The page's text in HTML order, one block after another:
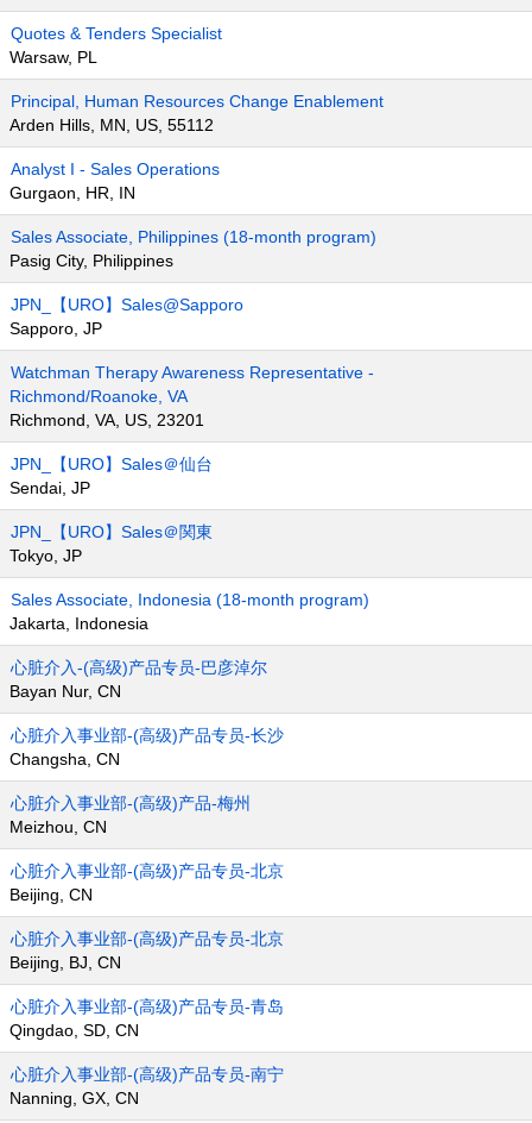
Quotes & Tenders Specialist
Warsaw, PL
Principal, Human Resources Change Enablement
Arden Hills, MN, US, 55112
Analyst I - Sales Operations
Gurgaon, HR, IN
Sales Associate, Philippines (18-month program)
Pasig City, Philippines
JPN_【URO】Sales@Sapporo
Sapporo, JP
Watchman Therapy Awareness Representative -
Richmond/Roanoke, VA
Richmond, VA, US, 23201
JPN_【URO】Sales＠仙台
Sendai, JP
JPN_【URO】Sales＠関東
Tokyo, JP
Sales Associate, Indonesia (18-month program)
Jakarta, Indonesia
心脏介入-(高级)产品专员-巴彦淖尔
Bayan Nur, CN
心脏介入事业部-(高级)产品专员-长沙
Changsha, CN
心脏介入事业部-(高级)产品-梅州
Meizhou, CN
心脏介入事业部-(高级)产品专员-北京
Beijing, CN
心脏介入事业部-(高级)产品专员-北京
Beijing, BJ, CN
心脏介入事业部-(高级)产品专员-青岛
Qingdao, SD, CN
心脏介入事业部-(高级)产品专员-南宁
Nanning, GX, CN